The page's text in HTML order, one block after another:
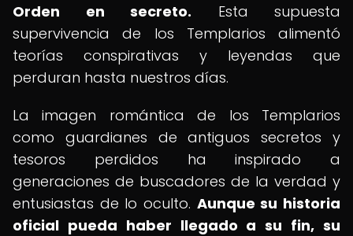
Orden en secreto. Esta supuesta
supervivencia de los Templarios alimentó
teorías conspirativas y leyendas que
perduran hasta nuestros días.
La imagen romántica de los Templarios
como guardianes de antiguos secretos y
tesoros perdidos ha inspirado a
generaciones de buscadores de la verdad y
entusiastas de lo oculto. Aunque su historia
oficial pueda haber llegado a su fin, su